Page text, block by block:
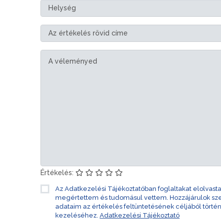
Értékelés:
Az Adatkezelési Tájékoztatóban foglaltakat
megértettem és tudomásul vettem. Hozzájárulok
adataim az értékelés feltüntetésének céljából
kezeléséhez. Adatkezelési Tájékoztató